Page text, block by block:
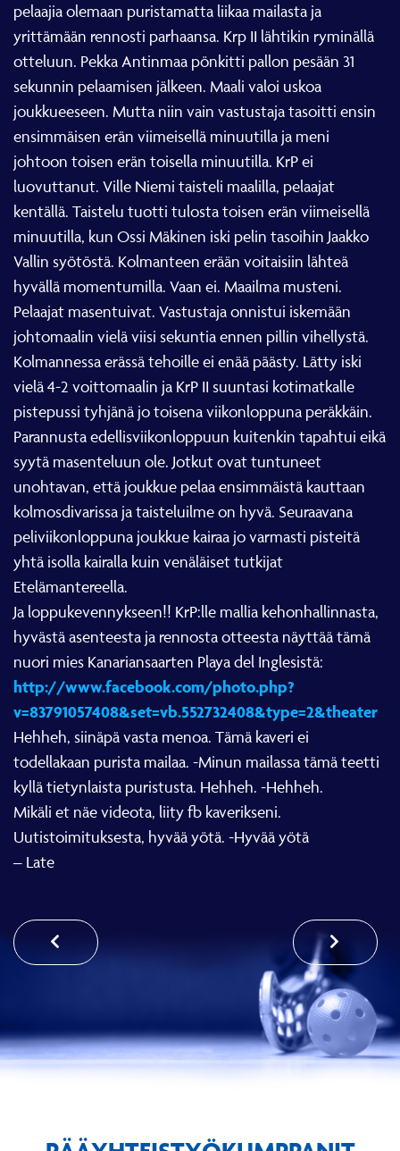
pelaajia olemaan puristamatta liikaa mailasta ja
yrittämään rennosti parhaansa. Krp II lähtikin ryminällä
otteluun. Pekka Antinmaa pönkitti pallon pesään 31
sekunnin pelaamisen jälkeen. Maali valoi uskoa
joukkueeseen. Mutta niin vain vastustaja tasoitti ensin
ensimmäisen erän viimeisellä minuutilla ja meni
johtoon toisen erän toisella minuutilla. KrP ei
luovuttanut. Ville Niemi taisteli maalilla, pelaajat
kentällä. Taistelu tuotti tulosta toisen erän viimeisellä
minuutilla, kun Ossi Mäkinen iski pelin tasoihin Jaakko
Vallin syötöstä. Kolmanteen erään voitaisiin lähteä
hyvällä momentumilla. Vaan ei. Maailma musteni.
Pelaajat masentuivat. Vastustaja onnistui iskemään
johtomaalin vielä viisi sekuntia ennen pillin vihellystä.
Kolmannessa erässä tehoille ei enää päästy. Lätty iski
vielä 4-2 voittomaalin ja KrP II suuntasi kotimatkalle
pistepussi tyhjänä jo toisena viikonloppuna peräkkäin.
Parannusta edellisviikonloppuun kuitenkin tapahtui eikä
syytä masenteluun ole. Jotkut ovat tuntuneet
unohtavan, että joukkue pelaa ensimmäistä kauttaan
kolmosdivarissa ja taisteluilme on hyvä. Seuraavana
peliviikonloppuna joukkue kairaa jo varmasti pisteitä
yhtä isolla kairalla kuin venäläiset tutkijat
Etelämantereella.
Ja loppukevennykseen!! KrP:lle mallia kehonhallinnasta,
hyvästä asenteesta ja rennosta otteesta näyttää tämä
nuori mies Kanariansaarten Playa del Inglesistä:
http://www.facebook.com/photo.php?
v=83791057408&set=vb.552732408&type=2&theater
Hehheh, siinäpä vasta menoa. Tämä kaveri ei
todellakaan purista mailaa. -Minun mailassa tämä teetti
kyllä tietynlaista puristusta. Hehheh. -Hehheh.
Mikäli et näe videota, liity fb kaverikseni.
Uutistoimituksesta, hyvää yötä. -Hyvää yötä
– Late